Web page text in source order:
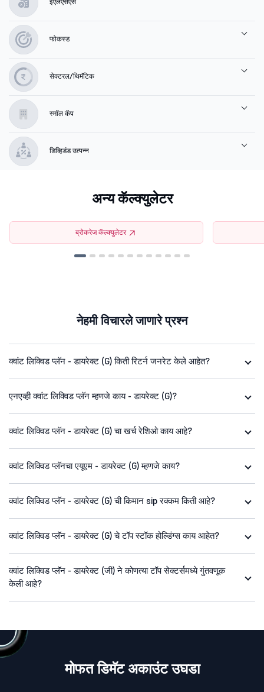
फोकस्ड
सेक्टरल/थिमॅटिक
स्मॉल कॅप
डिव्हिडंड उत्पन्न
अन्य कॅल्क्युलेटर
ब्रोकरेज कॅल्क्युलेटर
नेहमी विचारले जाणारे प्रश्न
क्वांट लिक्विड प्लॅन - डायरेक्ट (G) किती रिटर्न जनरेट केले आहेत?
एनएव्ही क्वांट लिक्विड प्लॅन म्हणजे काय - डायरेक्ट (G)?
क्वांट लिक्विड प्लॅन - डायरेक्ट (G) चा खर्च रेशिओ काय आहे?
क्वांट लिक्विड प्लॅनचा एयूएम - डायरेक्ट (G) म्हणजे काय?
क्वांट लिक्विड प्लॅन - डायरेक्ट (G) ची किमान sip रक्कम किती आहे?
क्वांट लिक्विड प्लॅन - डायरेक्ट (G) चे टॉप स्टॉक होल्डिंग्स काय आहेत?
क्वांट लिक्विड प्लॅन - डायरेक्ट (जी) ने कोणत्या टॉप सेक्टर्समध्ये गुंतवणूक
केली आहे?
मोफत डिमॅट अकाउंट उघडा